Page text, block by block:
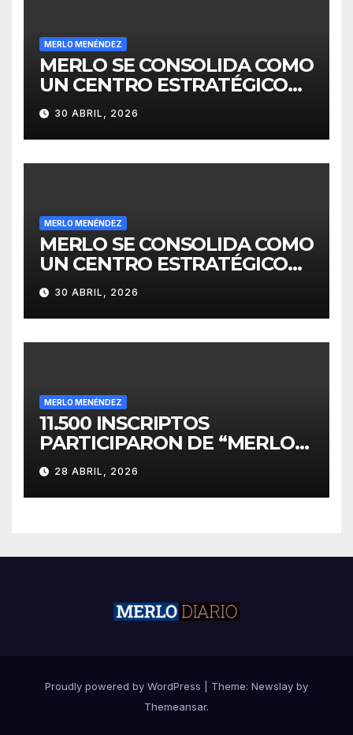
MERLO MENÉNDEZ
MERLO SE CONSOLIDA COMO
UN CENTRO ESTRATÉGICO
PARA EL DESARROLLO DE
INVERSIONES
30 ABRIL, 2026
MERLO MENÉNDEZ
MERLO SE CONSOLIDA COMO
UN CENTRO ESTRATÉGICO
PARA EL DESARROLLO DE
INVERSIONES
30 ABRIL, 2026
MERLO MENÉNDEZ
11.500 INSCRIPTOS
PARTICIPARON DE “MERLO
CORRE POR MALVINAS”
28 ABRIL, 2026
Proudly powered by WordPress Theme: Newslay by
Themeansar.